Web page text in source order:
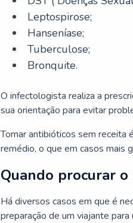
Leptospirose;
Hanseníase;
Tuberculose;
Bronquite.
O infectologista realiza a
sua orientação para evitar
Tomar antibióticos sem receita
remédio, o que em casos mais
Quando procurar
Há diversos casos em que é
preparação de um viajante